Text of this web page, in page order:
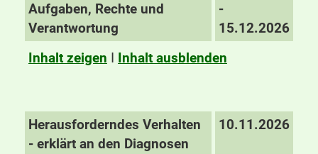
Aufgaben, Rechte und
Verantwortung
-
15.12.2026
Inhalt zeigen I Inhalt ausblenden
Herausforderndes Verhalten
- erklärt an den Diagnosen
10.11.2026